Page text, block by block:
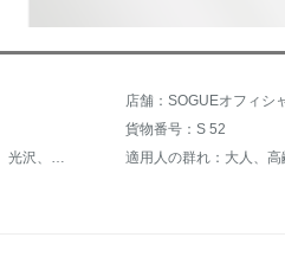
貨物番号：S 52
クリアタイプ：ホワイト、光沢、敏感、清潔、歯茎ケア